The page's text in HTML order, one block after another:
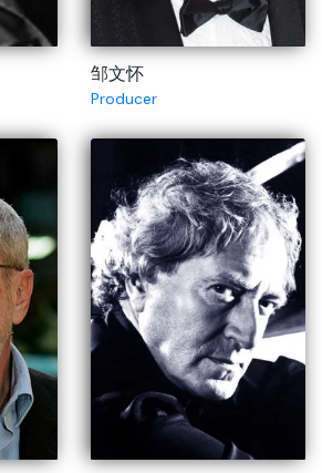
邹文怀
Producer